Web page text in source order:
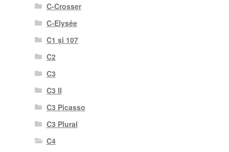
C-Crosser
C-Elysée
C1 și 107
C2
C3
C3 II
C3 Picasso
C3 Plural
C4